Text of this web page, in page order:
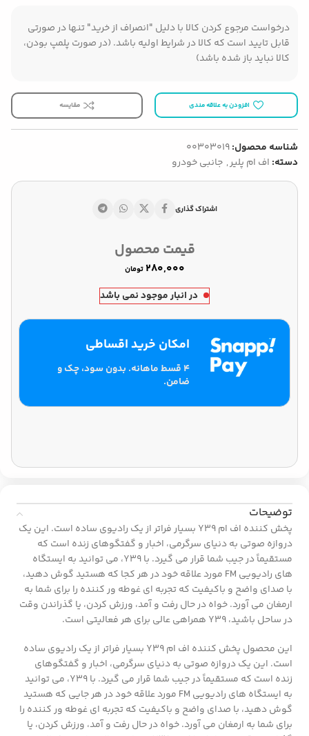
درخواست مرجوع کردن کالا با دلیل "انصراف از خرید" تنها در صورتی
قابل تایید است که کالا در شرایط اولیه باشد. (در صورت پلمپ بودن،
کالا نباید باز شده باشد)
افزودن به علاقه مندی مقایسه
شناسه محصول:00303019
دسته: اف ام پلیر, جانبی خودرو
اشتراک گذاری
قیمت محصول
تومان
در انبار موجود نمی باشد
امکان خرید اقساطی
۴ قسط ماهانه. بدون سود، چک و
ضامن.
توضیحات
پخش کننده اف ام Y39 بسیار فراتر از یک رادیوی ساده است. این یک
دروازه صوتی به دنیای سرگرمی، اخبار و گفتگوهای زنده است که
مستقیماً در جیب شما قرار می گیرد. با Y39، می توانید به ایستگاه
های رادیویی FM مورد علاقه خود در هر کجا که هستید گوش دهید،
با صدای واضح و باکیفیت که تجربه ای غوطه ور کننده را برای شما به
ارمغان می آورد. خواه در حال رفت و آمد، ورزش کردن، یا گذراندن وقت
در ساحل باشید، Y39 همراهی عالی برای هر فعالیتی است.
این محصول پخش کننده اف ام Y39 بسیار فراتر از یک رادیوی ساده
است. این یک دروازه صوتی به دنیای سرگرمی، اخبار و گفتگوهای
زنده است که مستقیماً در جیب شما قرار می گیرد. با Y39، می توانید
به ایستگاه های رادیویی FM مورد علاقه خود در هر جایی که هستید
گوش دهید، با صدای واضح و باکیفیت که تجربه ای غوطه ور کننده را
برای شما به ارمغان می آورد. خواه در حال رفت و آمد، ورزش کردن، یا